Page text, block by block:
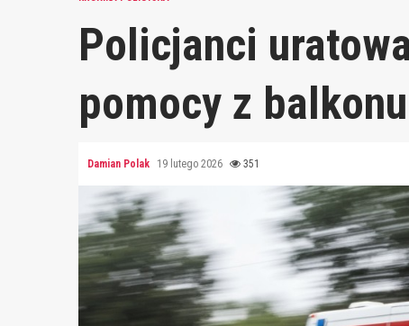
Policjanci
pomocy z balkonu
Damian Polak 19 lutego 2026 351